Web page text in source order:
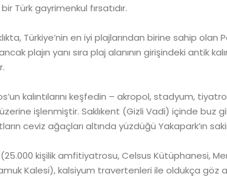
Türk gayrimenkul fırsatıdır.
Türkiye’nin en iyi plajlarından birine sahip
plajın yanı sıra plaj alanının girişindeki antik
kalıntılarını keşfedin – akropol, stadyum,
işlenmiştir. Saklıkent (Gizli Vadi) içinde buz
ceviz ağaçları altında yüzdüğü Yakapark’ın
kişilik amfitiyatrosu, Celsus Kütüphanesi,
Kalesi), kalsiyum travertenleri ile oldukça göz